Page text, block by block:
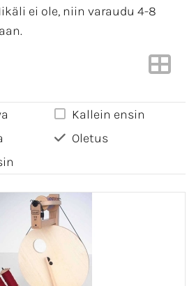
ei ole, niin varaudu 4-8
Kallein ensin
Oletus